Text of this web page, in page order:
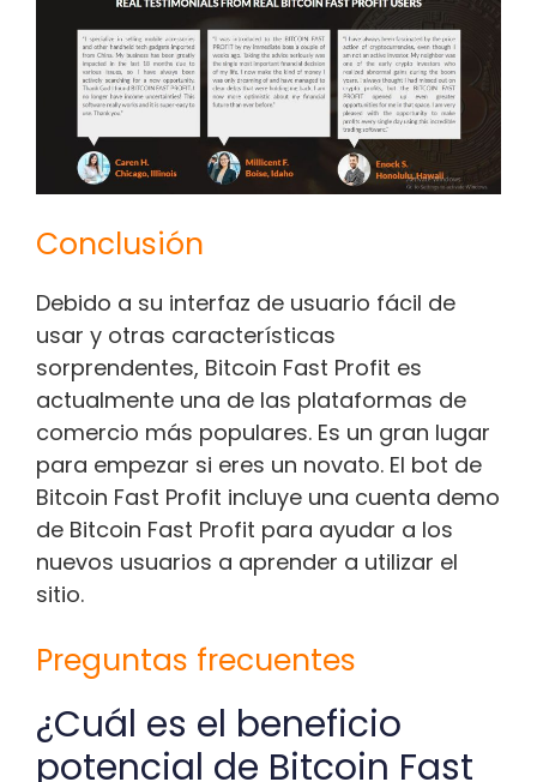
Conclusión
Debido a su interfaz de usuario fácil de
usar y otras características
sorprendentes, Bitcoin Fast Profit es
actualmente una de las plataformas de
comercio más populares. Es un gran lugar
para empezar si eres un novato. El bot de
Bitcoin Fast Profit incluye una cuenta demo
de Bitcoin Fast Profit para ayudar a los
nuevos usuarios a aprender a utilizar el
sitio.
Preguntas frecuentes
¿Cuál es el beneficio
potencial de Bitcoin Fast